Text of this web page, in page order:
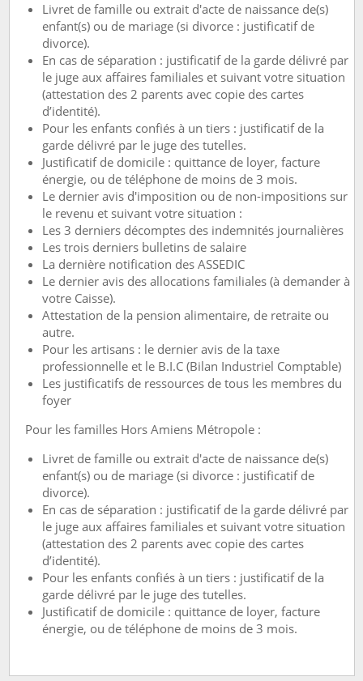
Livret de famille ou extrait d'acte de naissance de(s)
enfant(s) ou de mariage (si divorce : justificatif de
divorce).
En cas de séparation : justificatif de la garde délivré par
le juge aux affaires familiales et suivant votre situation
(attestation des 2 parents avec copie des cartes
d’identité).
Pour les enfants confiés à un tiers : justificatif de la
garde délivré par le juge des tutelles.
Justificatif de domicile : quittance de loyer, facture
énergie, ou de téléphone de moins de 3 mois.
Le dernier avis d'imposition ou de non-impositions sur
le revenu et suivant votre situation :
Les 3 derniers décomptes des indemnités journalières
Les trois derniers bulletins de salaire
La dernière notification des ASSEDIC
Le dernier avis des allocations familiales (à demander à
votre Caisse).
Attestation de la pension alimentaire, de retraite ou
autre.
Pour les artisans : le dernier avis de la taxe
professionnelle et le B.I.C (Bilan Industriel Comptable)
Les justificatifs de ressources de tous les membres du
foyer
Pour les familles Hors Amiens Métropole :
Livret de famille ou extrait d'acte de naissance de(s)
enfant(s) ou de mariage (si divorce : justificatif de
divorce).
En cas de séparation : justificatif de la garde délivré par
le juge aux affaires familiales et suivant votre situation
(attestation des 2 parents avec copie des cartes
d’identité).
Pour les enfants confiés à un tiers : justificatif de la
garde délivré par le juge des tutelles.
Justificatif de domicile : quittance de loyer, facture
énergie, ou de téléphone de moins de 3 mois.